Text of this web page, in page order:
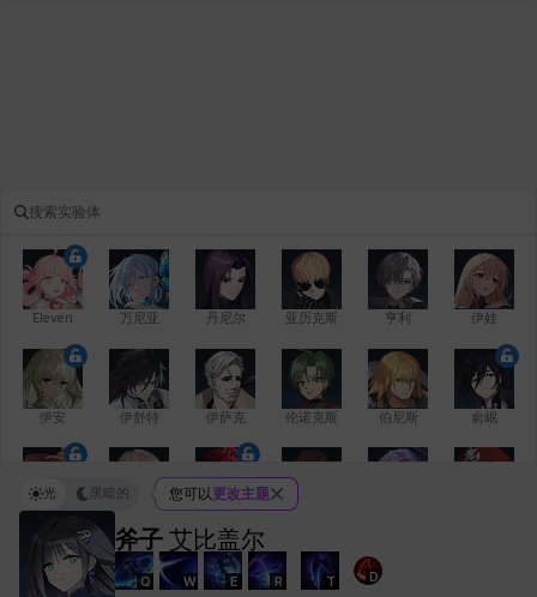
Eleven 万尼亚 丹尼尔 亚历克斯 亨利 伊娃
伊安 伊舒特 伊萨克 伦诺克斯 伯尼斯 俞岷
修凯 克雷弗
斧子 艾比盖尔
Q W E R T D
光 黑暗的 您可以更改主题